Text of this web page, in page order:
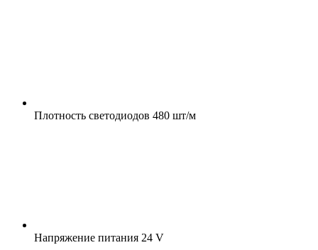
Плотность светодиодов 480 шт/м
Напряжение питания 24 V